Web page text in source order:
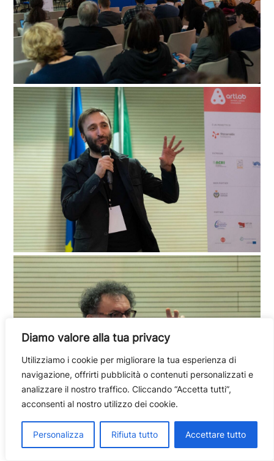
Diamo valore alla tua privacy
Utilizziamo i cookie per migliorare la tua esperienza di
navigazione, offrirti pubblicità o contenuti personalizzati e
analizzare il nostro traffico. Cliccando “Accetta tutti”,
acconsenti al nostro utilizzo dei cookie.
Personalizza Rifiuta tutto Accettare tutto